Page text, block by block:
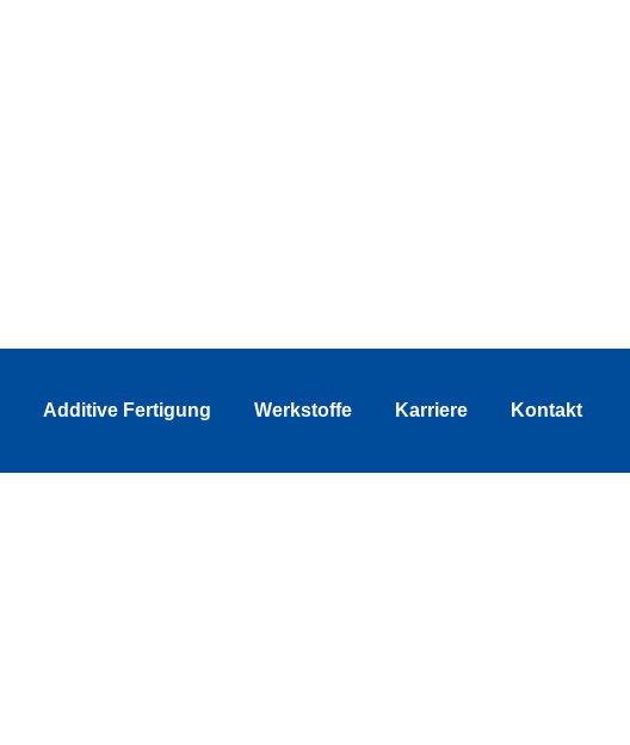
Additive Fertigung Werkstoffe Karriere Kontakt